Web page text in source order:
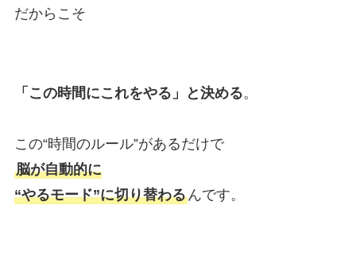
だからこそ
「この時間にこれをやる」と決める。
この“時間のルール”があるだけで
脳が自動的に
“やるモード”に切り替わるんです。